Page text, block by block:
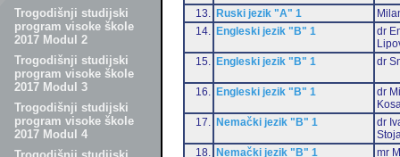
Trogodišnji studijski
program visoke škole
2017 Modul 2
Trogodišnji studijski
program visoke škole
2017 Modul 3
Trogodišnji studijski
program visoke škole
2017 Modul 4
13. Ruski jezik "A" 1
14.
Engleski jezik "B" 1
dr
15.
Engleski jezik "B" 1 dr
16. Engleski jezik "B" 1
dr
17.
Nemački jezik "B" 1
dr
18.
Nemački jezik "B" 1 mr